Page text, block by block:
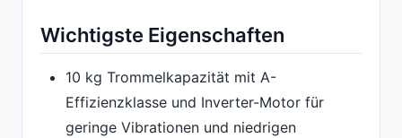
Wichtigste Eigenschaften
10 kg Trommelkapazität mit A-
Effizienzklasse und Inverter-Motor für
geringe Vibrationen und niedrigen